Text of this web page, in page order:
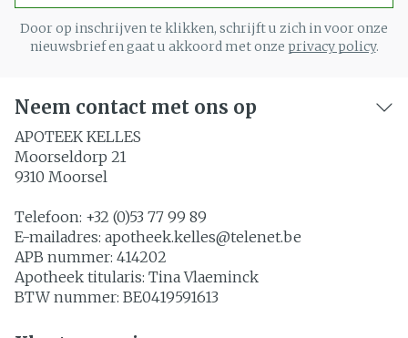
Door op inschrijven te klikken, schrijft u zich in voor onze
nieuwsbrief en gaat u akkoord met onze privacy policy.
Neem contact met ons op
APOTEEK KELLES
Moorseldorp 21
9310 Moorsel
Telefoon: +32 (0)53 77 99 89
E-mailadres: apotheek.kelles@telenet.be
APB nummer: 414202
Apotheek titularis: Tina Vlaeminck
BTW nummer: BE0419591613